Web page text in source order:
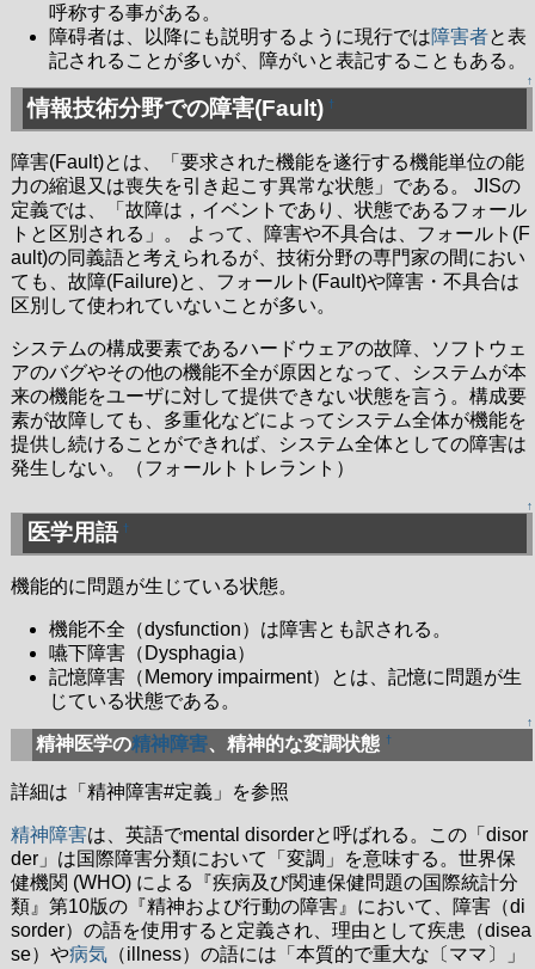
呼称する事がある。
障碍者は、以降にも説明するように現行では障害者と表
記されることが多いが、障がいと表記することもある。
↑
情報技術分野での障害(Fault) †
障害(Fault)とは、「要求された機能を遂行する機能単位の能
力の縮退又は喪失を引き起こす異常な状態」である。 JISの
定義では、「故障は，イベントであり、状態であるフォール
トと区別される」。 よって、障害や不具合は、フォールト(F
ault)の同義語と考えられるが、技術分野の専門家の間におい
ても、故障(Failure)と、フォールト(Fault)や障害・不具合は
区別して使われていないことが多い。
システムの構成要素であるハードウェアの故障、ソフトウェ
アのバグやその他の機能不全が原因となって、システムが本
来の機能をユーザに対して提供できない状態を言う。構成要
素が故障しても、多重化などによってシステム全体が機能を
提供し続けることができれば、システム全体としての障害は
発生しない。（フォールトトレラント）
↑
医学用語 †
機能的に問題が生じている状態。
機能不全（dysfunction）は障害とも訳される。
嚥下障害（Dysphagia）
記憶障害（Memory impairment）とは、記憶に問題が生
じている状態である。
↑
精神医学の精神障害、精神的な変調状態 †
詳細は「精神障害#定義」を参照
精神障害は、英語でmental disorderと呼ばれる。この「disor
der」は国際障害分類において「変調」を意味する。世界保
健機関 (WHO) による『疾病及び関連保健問題の国際統計分
類』第10版の『精神および行動の障害』において、障害（di
sorder）の語を使用すると定義され、理由として疾患（disea
se）や病気 （illness）の語には「本質的で重大な〔ママ〕」